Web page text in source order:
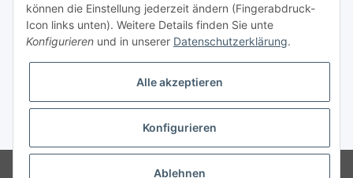
Vertrag widerrufen
* Alle Preise zzgl. gesetzlicher USt., zzgl.Versand
Unser Webshop richtet sich an gewerbliche
können die Einstellung jederzeit ändern (Fingerabdruck-
Icon links unten). Weitere Details finden Sie unte
Konfigurieren und in unserer Datenschutzerklärung.
Alle akzeptieren
Konfigurieren
Ablehnen